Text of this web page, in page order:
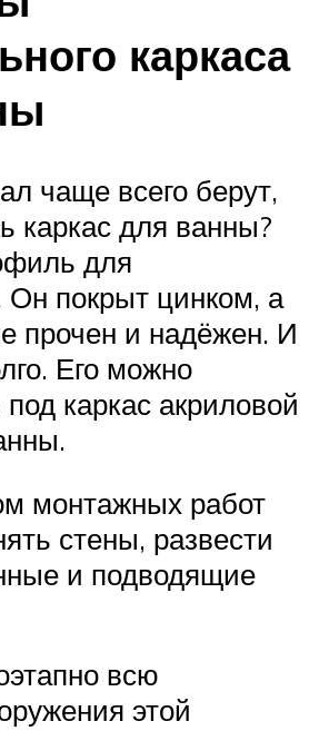
каркаса
чаще всего берут,
каркас для ванны?
для
Он покрыт цинком, а
прочен и надёжен. И
Его можно
каркас акриловой
монтажных работ
стены, развести
и подводящие
всю
этой